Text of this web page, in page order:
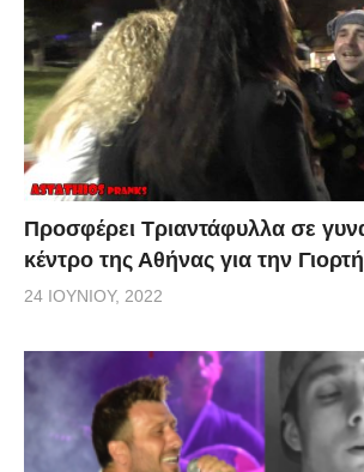
Προσφέρει Τριαντάφυλλα σε
κέντρο της Αθήνας για την
24 ΙΟΥΝΊΟΥ, 2022